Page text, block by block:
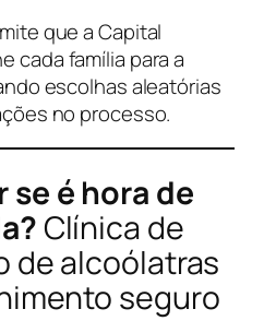
que a Capital
cada família para a
escolhas aleatórias
no processo.
se é hora de
Clínica de
de alcoólatras
seguro